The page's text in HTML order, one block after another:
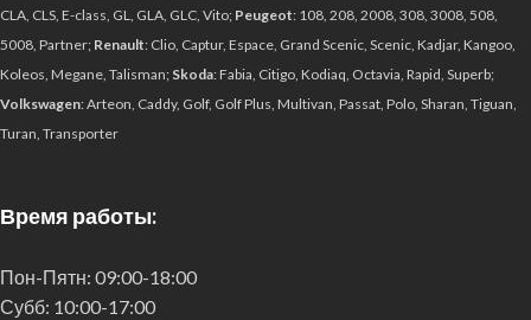
CLA, CLS, E-class, GL, GLA, GLC, Vito; Peugeot: 108, 208, 2008, 308, 3008, 508,
5008, Partner; Renault: Clio, Captur, Espace, Grand Scenic, Scenic, Kadjar, Kangoo,
Koleos, Megane, Talisman; Skoda: Fabia, Citigo, Kodiaq, Octavia, Rapid, Superb;
Volkswagen: Arteon, Caddy, Golf, Golf Plus, Multivan, Passat, Polo, Sharan, Tiguan,
Turan, Transporter
Время работы:
Пон-Пятн: 09:00-18:00
Субб: 10:00-17:00